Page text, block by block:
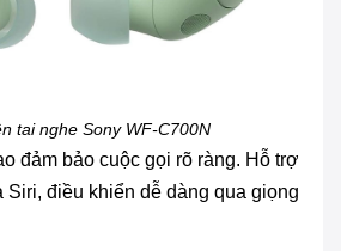
tai nghe Sony WF-C700N
đảm bảo cuộc gọi rõ ràng. Hỗ trợ
Siri, điều khiển dễ dàng qua giọng